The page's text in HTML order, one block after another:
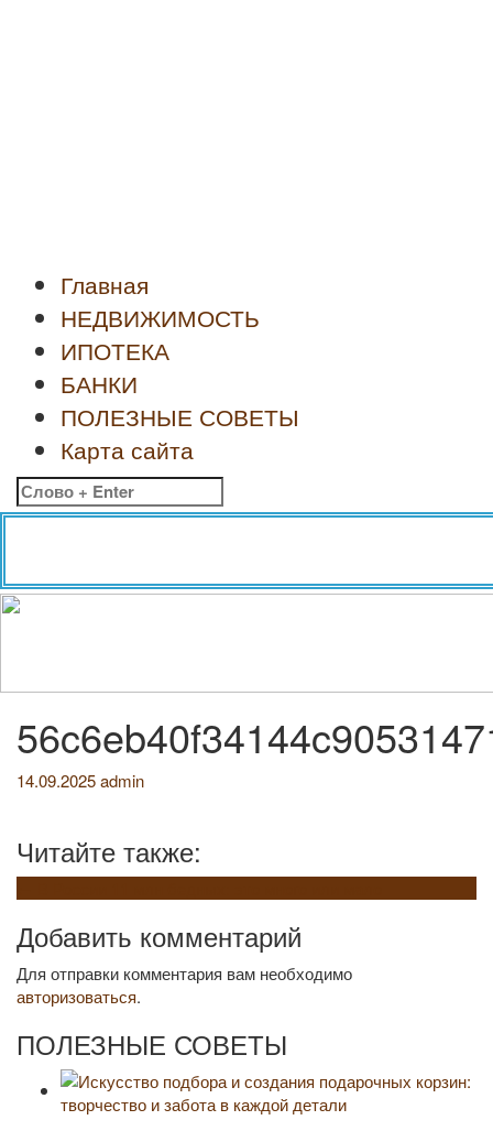
Главная
НЕДВИЖИМОСТЬ
ИПОТЕКА
БАНКИ
ПОЛЕЗНЫЕ СОВЕТЫ
Карта сайта
Найти:
14.09.2025admin
Читайте также:
Навигация
по
записям
Добавить комментарий
Для отправки комментария вам необходимо
авторизоваться.
ПОЛЕЗНЫЕ СОВЕТЫ